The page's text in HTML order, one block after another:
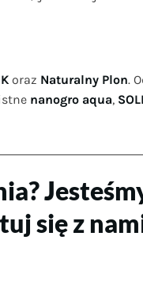
oraz Naturalny Plon.
nanogro aqua,
się z